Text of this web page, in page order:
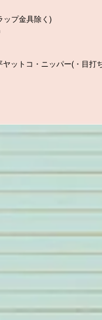
ップ金具除く)
ヤットコ・ニッパー(・目